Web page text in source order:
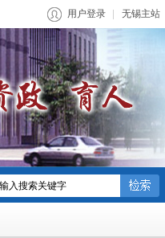
用户登录 无锡主站